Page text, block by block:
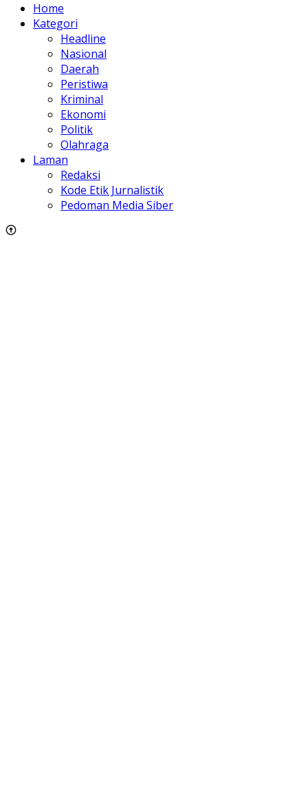
Home
Kategori
Headline
Nasional
Daerah
Peristiwa
Kriminal
Ekonomi
Politik
Olahraga
Laman
Redaksi
Kode Etik Jurnalistik
Pedoman Media Siber